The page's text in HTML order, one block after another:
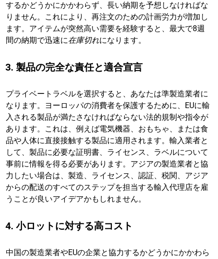
するかどうかにかかわらず、長い納期を予想しなければな
りません。これにより、再注文のための計画労力が増加し
ます。アイテムが突然高い需要を経験すると、最大で8週
間の納期で迅速に在庫切れになります。
3. 製品の完全な責任と適合宣言
プライベートラベルを選択すると、あなたは準製造業者に
なります。ヨーロッパの消費者を保護するために、EUに輸
入される製品が満たさなければならない法的規制や指令が
あります。これは、例えば電気機器、おもちゃ、または食
品や人体に直接接触する製品に適用されます。輸入業者と
して、製品に必要な証明書、ライセンス、ラベルについて
事前に情報を得る必要があります。アジアの製造業者と協
力したい場合は、製造、ライセンス、認証、税関、アジア
からの配送のすべてのステップを担当する輸入代理店を雇
うことが良いアイデアかもしれません。
4. 小ロットに対する高コスト
中国の製造業者やEUの企業と協力するかどうかにかかわら